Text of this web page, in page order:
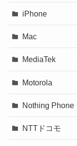
iPhone
Mac
MediaTek
Motorola
Nothing Phone
NTTドコモ